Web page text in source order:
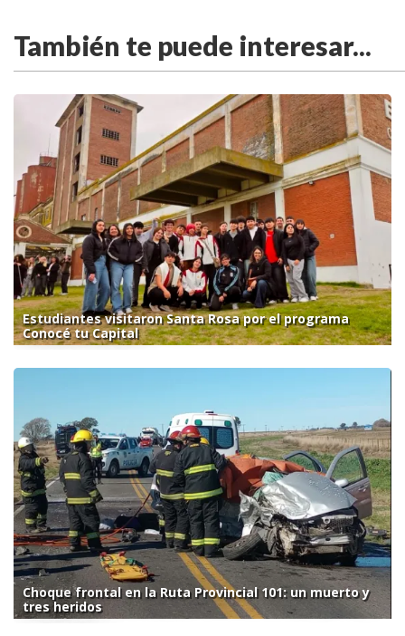
También te puede interesar...
Estudiantes visitaron Santa Rosa por el programa
Conocé tu Capital
Choque frontal en la Ruta Provincial 101: un muerto y
tres heridos